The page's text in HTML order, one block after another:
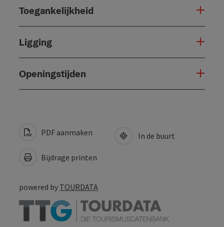
Toegankelijkheid
Ligging
Openingstijden
PDF aanmaken
Bijdrage printen
In de buurt
powered by TOURDATA